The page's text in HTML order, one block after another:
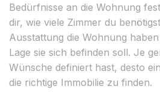
Bedürfnisse an die Wohnung
dir, wie viele Zimmer du
Ausstattung die Wohnung
Lage sie sich befinden soll. Je
Wünsche definiert hast, desto
die richtige Immobilie zu finden.